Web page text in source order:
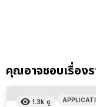
คุณอาจชอบเรื่องร
1.3k ดู